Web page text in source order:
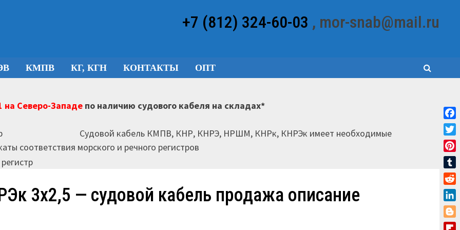
+7 (812) 324-60-03 , mor-snab@mail.ru
КМПВ КГ, КГН КОНТАКТЫ ОПТ
Северо-Западепо наличию судового кабеля на складах*
Судовой кабель КМПВ, КНР, КНРЭ, НРШМ, КНРк, КНРЭк имеет необходимые
соответствия морского и речного регистров
3х2,5 — судовой кабель продажа описание